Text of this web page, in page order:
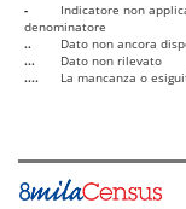
-
Indicatore non
denominatore
..
Dato non ancora
...
Dato non rilevato
....
La mancanza o